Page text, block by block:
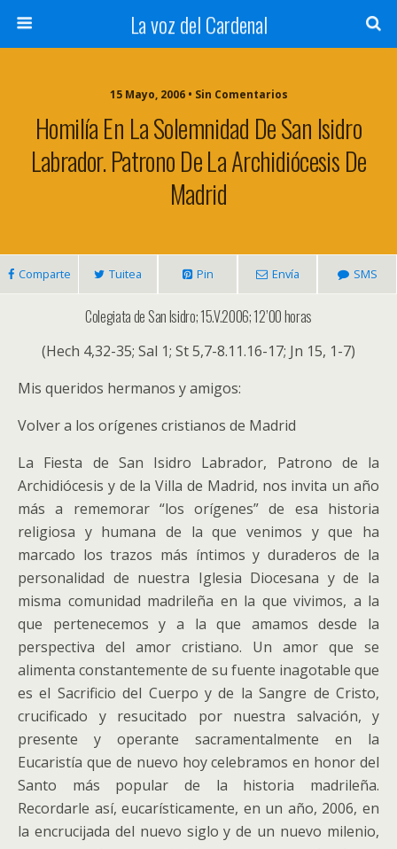
La voz del Cardenal
15 Mayo, 2006 • Sin Comentarios
Homilía En La Solemnidad De San Isidro
Labrador. Patrono De La Archidiócesis De
Madrid
Comparte Tuitea Pin Envía SMS
Colegiata de San Isidro; 15.V.2006; 12’00 horas
(Hech 4,32-35; Sal 1; St 5,7-8.11.16-17; Jn 15, 1-7)
Mis queridos hermanos y amigos:
Volver a los orígenes cristianos de Madrid
La Fiesta de San Isidro Labrador, Patrono de la
Archidiócesis y de la Villa de Madrid, nos invita un año
más a rememorar “los orígenes” de esa historia
religiosa y humana de la que venimos y que ha
marcado los trazos más íntimos y duraderos de la
personalidad de nuestra Iglesia Diocesana y de la
misma comunidad madrileña en la que vivimos, a la
que pertenecemos y a la que amamos desde la
perspectiva del amor cristiano. Un amor que se
alimenta constantemente de su fuente inagotable que
es el Sacrificio del Cuerpo y de la Sangre de Cristo,
crucificado y resucitado por nuestra salvación, y
presente y operante sacramentalmente en la
Eucaristía que de nuevo hoy celebramos en honor del
Santo más popular de la historia madrileña.
Recordarle así, eucarísticamente, en un año, 2006, en
la encrucijada del nuevo siglo y de un nuevo milenio,